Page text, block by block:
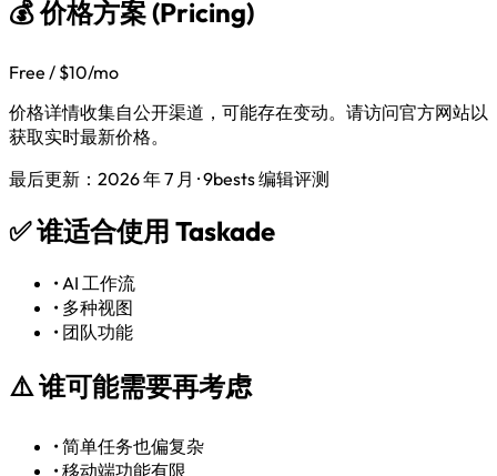
💰 价格方案 (Pricing)
Free / $10/mo
价格详情收集自公开渠道，可能存在变动。请访问官方网站以
获取实时最新价格。
最后更新：2026 年 7 月 · 9bests 编辑评测
✅谁适合使用 Taskade
•AI 工作流
• 多种视图
• 团队功能
⚠️谁可能需要再考虑
•简单任务也偏复杂
•移动端功能有限